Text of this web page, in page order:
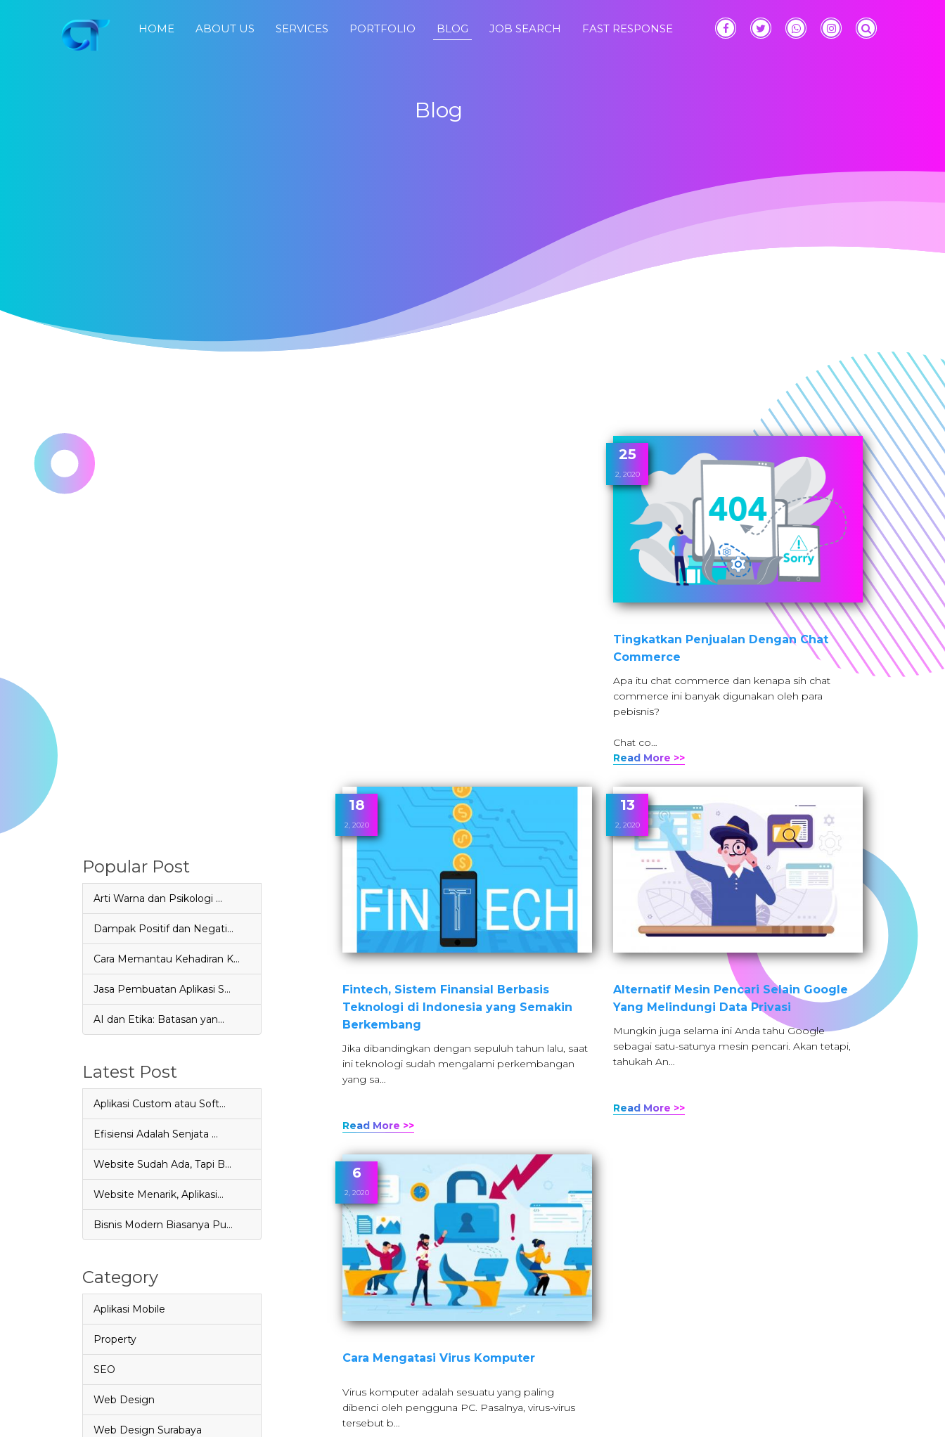
HOME ABOUT US SERVICES PORTFOLIO BLOG JOB SEARCH FAST RESPONSE
Blog
Popular Post
Arti Warna dan Psikologi …
Dampak Positif dan Negati…
Cara Memantau Kehadiran K…
Jasa Pembuatan Aplikasi S…
AI dan Etika: Batasan yan…
Latest Post
Aplikasi Custom atau Soft…
Efisiensi Adalah Senjata …
Website Sudah Ada, Tapi B…
Website Menarik, Aplikasi…
Bisnis Modern Biasanya Pu…
Category
Aplikasi Mobile
Property
SEO
Web Design
Web Design Surabaya
25
2, 2020
Tingkatkan Penjualan Dengan Chat
Commerce
Apa itu chat commerce dan kenapa sih chat
commerce ini banyak digunakan oleh para
pebisnis?
Chat co…
Read More >>
18
2, 2020
Fintech, Sistem Finansial Berbasis
Teknologi di Indonesia yang Semakin
Berkembang
Jika dibandingkan dengan sepuluh tahun lalu, saat
ini teknologi sudah mengalami perkembangan
yang sa…
Read More >>
13
2, 2020
Alternatif Mesin Pencari Selain Google
Yang Melindungi Data Privasi
Mungkin juga selama ini Anda tahu Google
sebagai satu-satunya mesin pencari. Akan tetapi,
tahukah An…
Read More >>
6
2, 2020
Cara Mengatasi Virus Komputer
Virus komputer adalah sesuatu yang paling
dibenci oleh pengguna PC. Pasalnya, virus-virus
tersebut b…